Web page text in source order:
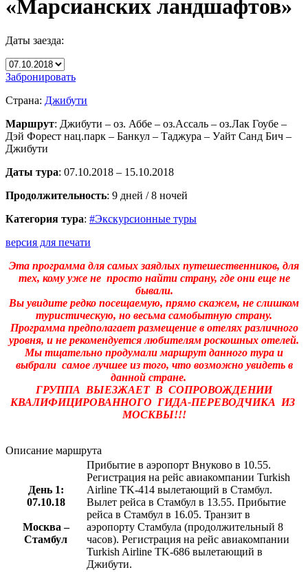
«Марсианских ландшафтов»
Даты заезда:
Забронировать
Страна: Джибути
Маршрут: Джибути – оз. Аббе – оз.Ассаль – оз.Лак Гоубе –
Дэй Форест нац.парк – Банкул – Таджура – Уайт Санд Бич –
Джибути
Даты тура: 07.10.2018 – 15.10.2018
Продолжительность: 9 дней / 8 ночей
Категория тура: #Экскурсионные туры
версия для печати
Эта программа для самых заядлых путешественников, для
тех, кому уже не просто найти страну, где они еще не
бывали.
Вы увидите редко посещаемую, прямо скажем, не слишком
туристическую, но весьма самобытную страну.
Программа предполагает размещение в отелях различного
уровня, и не рекомендуется любителям роскошных отелей.
Мы тщательно продумали маршрут данного тура и
выбрали самое лучшее из того, что возможно увидеть в
данной стране.
ГРУППА ВЫЕЗЖАЕТ В СОПРОВОЖДЕНИИ
КВАЛИФИЦИРОВАННОГО ГИДА-ПЕРЕВОДЧИКА ИЗ
МОСКВЫ!!!
Описание маршрута
День 1:
07.10.18
Москва –
Стамбул
Прибытие в аэропорт Внуково в 10.55.
Регистрация на рейс авиакомпании Turkish
Airline TK-414 вылетающий в Стамбул.
Вылет рейса в Стамбул в 13.55. Прибытие
рейса в Стамбул в 16.05. Транзит в
аэропорту Стамбула (продолжительный 8
часов). Регистрация на рейс авиакомпании
Turkish Airline TK-686 вылетающий в
Джибути.